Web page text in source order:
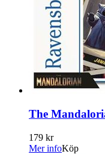
The
179 kr
Mer infoKöp